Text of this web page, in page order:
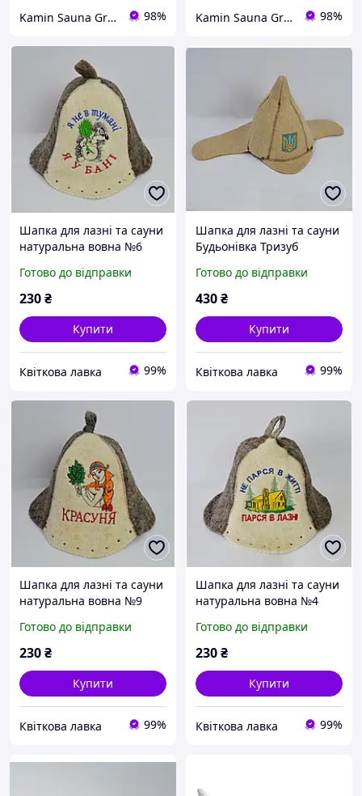
Kamin Sauna Group - каміни, печі, сауни, бані, хамами, барбекю та грилі. 98% Kamin Sauna Group - каміни, печі, сауни, бані, хамами, барбекю та грилі. 98%
Шапка для лазні та сауни
натуральна вовна №6
Готово до відправки
230₴
Купити
Квіткова лавка 99%
Шапка для лазні та сауни
Будьонівка Тризуб
Готово до відправки
430₴
Купити
Квіткова лавка 99%
Шапка для лазні та сауни
натуральна вовна №9
Готово до відправки
230₴
Купити
Квіткова лавка 99%
Шапка для лазні та сауни
натуральна вовна №4
Готово до відправки
230₴
Купити
Квіткова лавка 99%